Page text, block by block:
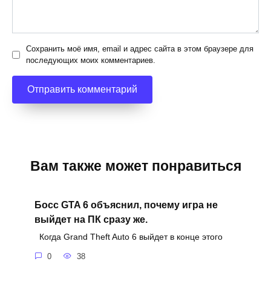
Сохранить моё имя, email и адрес сайта в этом браузере для
последующих моих комментариев.
Вам также может понравиться
Босс GTA 6 объяснил, почему игра не
выйдет на ПК сразу же.
Когда Grand Theft Auto 6 выйдет в конце этого
0 38